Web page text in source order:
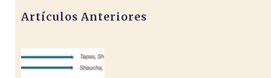
Artículos Anteriores